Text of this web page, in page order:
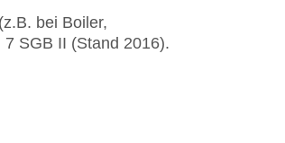
bei Boiler,
SGB II (Stand 2016).